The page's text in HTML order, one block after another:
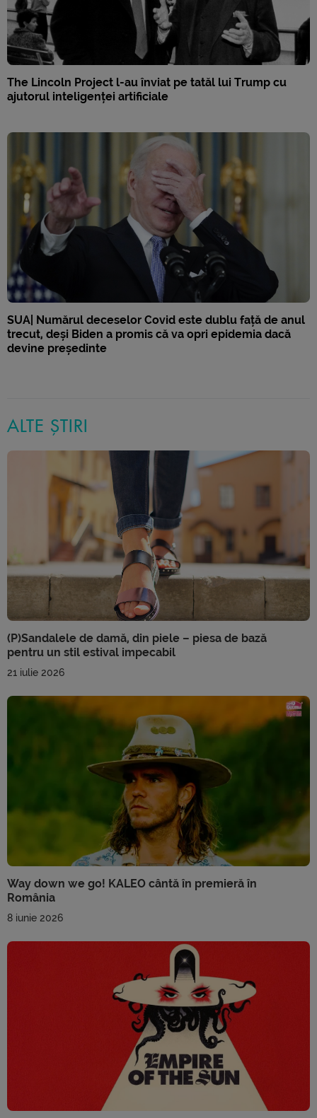
The Lincoln Project l-au înviat pe tatăl lui Trump cu
ajutorul inteligenței artificiale
SUA| Numărul deceselor Covid este dublu față de anul
trecut, deși Biden a promis că va opri epidemia dacă
devine președinte
ALTE ȘTIRI
(P)Sandalele de damă, din piele – piesa de bază
pentru un stil estival impecabil
21 iulie 2026
Way down we go! KALEO cântă în premieră în
România
8 iunie 2026